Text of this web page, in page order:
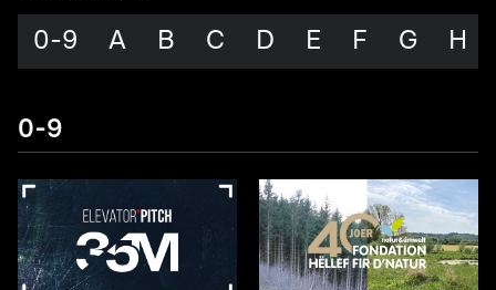
0-9 A B C D E F G H
0-9